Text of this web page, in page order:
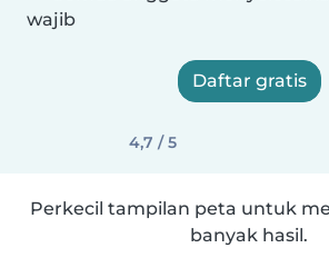
wajib
Daftar gratis
4,7 / 5
Perkecil tampilan peta untuk
banyak hasil.